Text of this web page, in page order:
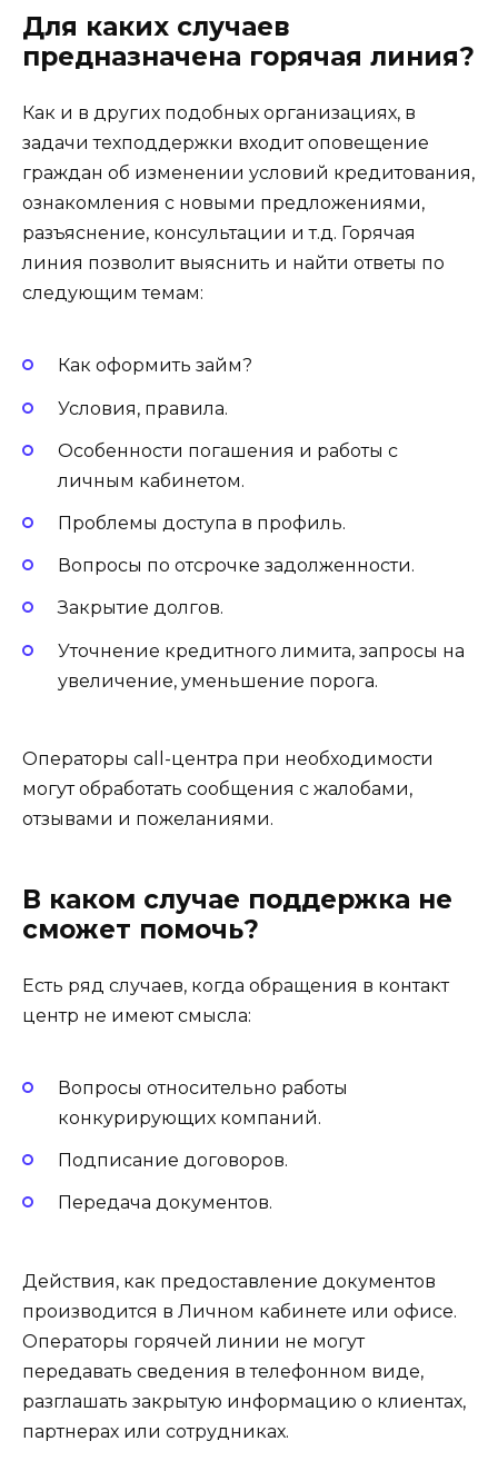
Для каких случаев
предназначена горячая линия?
Как и в других подобных организациях, в
задачи техподдержки входит оповещение
граждан об изменении условий кредитования,
ознакомления с новыми предложениями,
разъяснение, консультации и т.д. Горячая
линия позволит выяснить и найти ответы по
следующим темам:
Как оформить займ?
Условия, правила.
Особенности погашения и работы с
личным кабинетом.
Проблемы доступа в профиль.
Вопросы по отсрочке задолженности.
Закрытие долгов.
Уточнение кредитного лимита, запросы на
увеличение, уменьшение порога.
Операторы call-центра при необходимости
могут обработать сообщения с жалобами,
отзывами и пожеланиями.
В каком случае поддержка не
сможет помочь?
Есть ряд случаев, когда обращения в контакт
центр не имеют смысла:
Вопросы относительно работы
конкурирующих компаний.
Подписание договоров.
Передача документов.
Действия, как предоставление документов
производится в Личном кабинете или офисе.
Операторы горячей линии не могут
передавать сведения в телефонном виде,
разглашать закрытую информацию о клиентах,
партнерах или сотрудниках.